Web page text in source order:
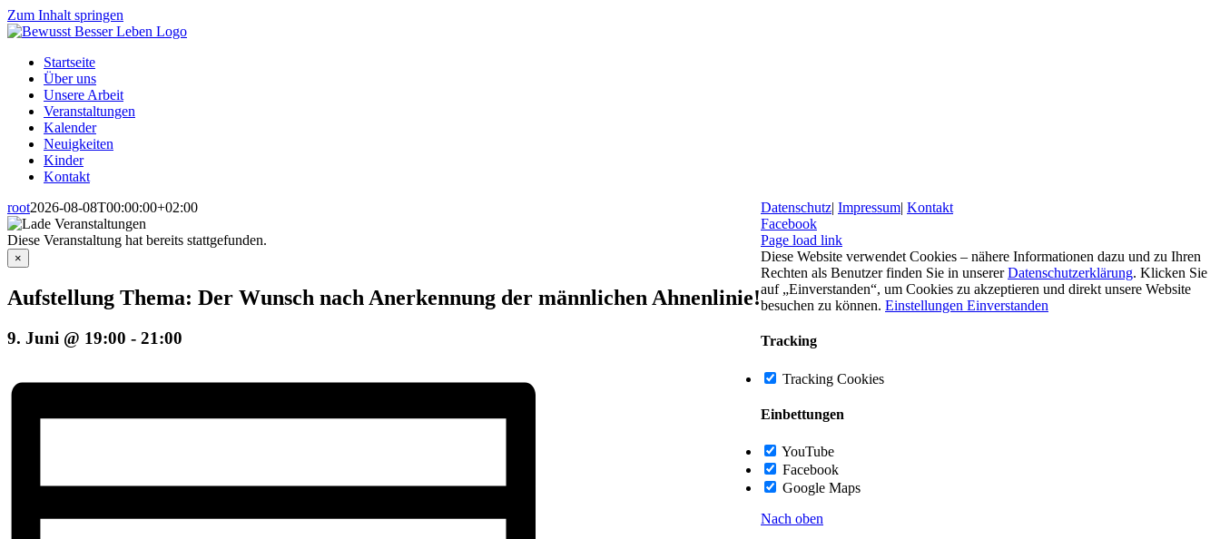
Zum Inhalt springen
Startseite
Über uns
Unsere Arbeit
Veranstaltungen
Kalender
Neuigkeiten
Kinder
Kontakt
root2026-08-08T00:00:00+02:00
Diese Veranstaltung hat bereits stattgefunden.
×
Aufstellung Thema: Der Wunsch nach Anerkennung der männlichen Ahnenlinie!
9. Juni @ 19:00 - 21:00
Datenschutz| Impressum| Kontakt
Facebook
Page load link
Diese Website verwendet Cookies – nähere Informationen dazu und zu Ihren
Rechten als Benutzer finden Sie in unsererDatenschutzerklärung. Klicken Sie
auf „Einverstanden“, um Cookies zu akzeptieren und direkt unsere Website
besuchen zu können. Einstellungen Einverstanden
Tracking
Tracking Cookies
Einbettungen
YouTube
Facebook
Google Maps
Nach oben